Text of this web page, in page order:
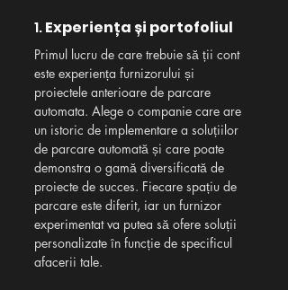
1. Experiența și portofoliul
Primul lucru de care trebuie să ții cont
este experiența furnizorului și
proiectele anterioare de parcare
automata. Alege o companie care are
un istoric de implementare a soluțiilor
de parcare automată și care poate
demonstra o gamă diversificată de
proiecte de succes. Fiecare spațiu de
parcare este diferit, iar un furnizor
experimentat va putea să ofere soluții
personalizate în funcție de specificul
afacerii tale.